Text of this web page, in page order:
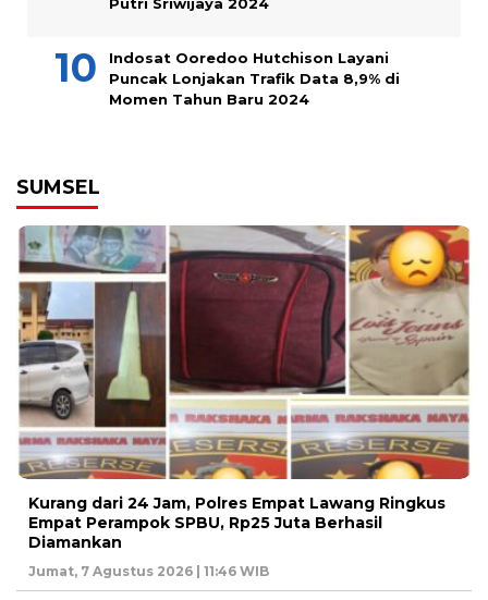
Putri Sriwijaya 2024
Indosat Ooredoo Hutchison Layani
Puncak Lonjakan Trafik Data 8,9% di
Momen Tahun Baru 2024
SUMSEL
Kurang dari 24 Jam, Polres Empat Lawang Ringkus
Empat Perampok SPBU, Rp25 Juta Berhasil
Diamankan
Jumat, 7 Agustus 2026 | 11:46 WIB